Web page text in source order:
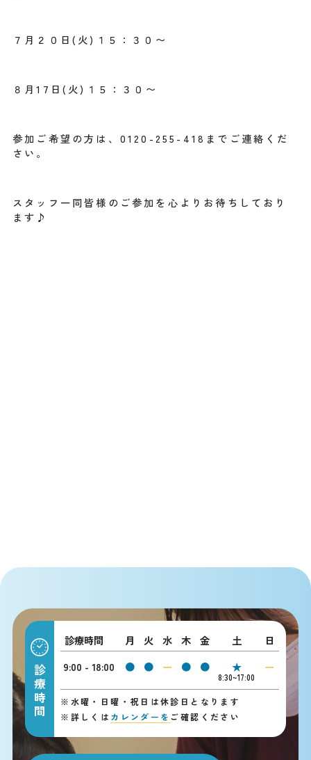
７月２０日(火)１５：３０〜
８月17日(火)１５：３０〜
参加ご希望の方は、0120-255-418までご連絡くだ
さい。
スタッフ一同皆様のご参加を心よりお待ちしており
ます♪
診療時間
診療時間 月 火 水 木 金 土
日
9:00 - 18:00
● ● ー ● ● ★
8:30~17:00
ー
※ 水曜・日曜・祝日は休診日となります
※ 詳しくは カレンダーを ご確認ください